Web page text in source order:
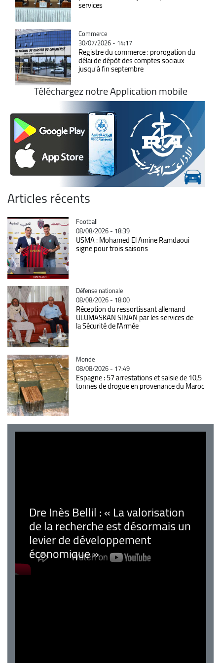
services
Catégorie
Commerce
30/07/2026 - 14:17
Registre du commerce : prorogation du
délai de dépôt des comptes sociaux
jusqu'à fin septembre
Téléchargez notre Application mobile
Articles récents
Catégorie
Football
08/08/2026 - 18:39
USMA : Mohamed El Amine Ramdaoui
signe pour trois saisons
Catégorie
Défense nationale
08/08/2026 - 18:00
Réception du ressortissant allemand
ULUMASKAN SINAN par les services de
la Sécurité de l’Armée
Catégorie
Monde
08/08/2026 - 17:49
Espagne : 57 arrestations et saisie de 10,5
tonnes de drogue en provenance du Maroc
Dre Inès Bellil : « La valorisation
de la recherche est désormais un
levier de développement
économique »